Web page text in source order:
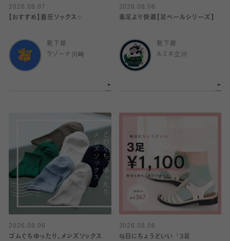
2026.08.07
【おすすめ】着圧ソックス✨
靴下屋
ラゾーナ川崎
2026.08.06
素足より快適【足ベールシリーズ】
靴下屋
ルミネ立川
2026.08.06
ゴムぐちゆったり、メンズソックス
2026.08.06
毎日にちょうどいい『3足